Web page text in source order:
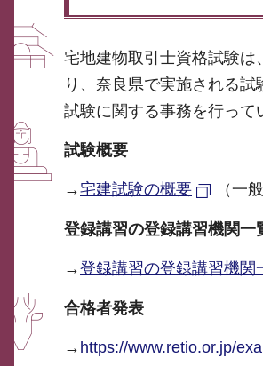
宅地建物取引士資格試験
り、奈良県で実施される
試験に関する事務を行って
試験概要
→宅建試験の概要 （一
登録講習の登録講習機関一
→登録講習の登録講習機関
合格者発表
→ https://www.retio.or.jp/